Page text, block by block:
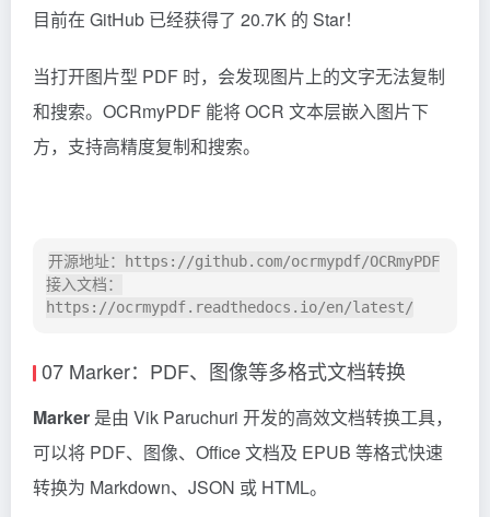
OCRmyPDF 提供了更便捷的解决方案。
目前在 GitHub 已经获得了 20.7K 的 Star！
当打开图片型 PDF 时，会发现图片上的文字无法复制
和搜索。OCRmyPDF 能将 OCR 文本层嵌入图片下
接入文档：
07 Marker：PDF、图像等多格式文档转换
Marker 是由 Vik Paruchuri 开发的高效文档转换工具，